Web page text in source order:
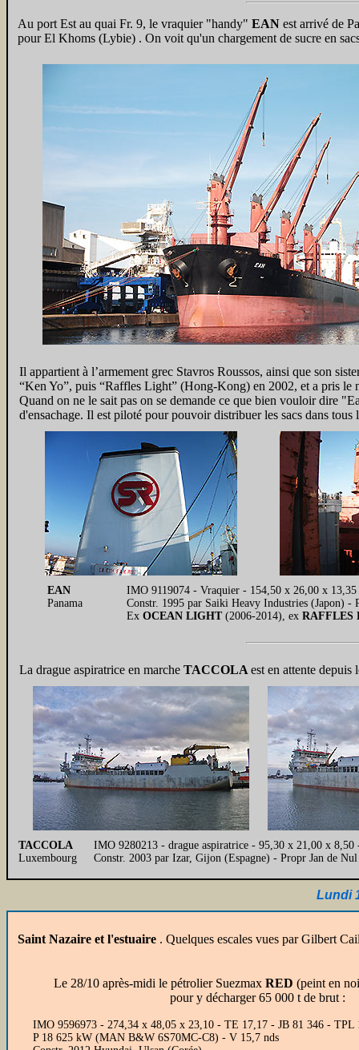
Au port Est au quai Fr. 9, le vraquier "handy" EAN est arrivé de
pour El Khoms (Lybie) . On voit qu'un chargement de sucre en
Il appartient à l’armement grec Stavros Roussos, ainsi que son
“Ken Yo”, puis “Raffles Light” (Hong-Kong) en 2002, et a pris le
Quand on ne le sait pas on se demande ce que bien vouloir dire
d'ensachage. Il est piloté pour pouvoir distribuer les sacs dans
EAN
Panama
IMO 9119074 - Vraquier - 154,50 x 26,00 x
Constr. 1995 par Saiki Heavy Industries (Japon) -
Ex OCEAN LIGHT(2006-2014), ex
La drague aspiratrice en marche TACCOLA est en attente
TACCOLA
Luxembourg
IMO 9280213 - drague aspiratrice - 95,30 x 21,00 x
Constr. 2003 par Izar, Gijon (Espagne) - Propr Jan de
Lundi
Saint Nazaire et l'estuaire . Quelques escales vues par Gilbert
Le 28/10 après-midi le pétrolier Suezmax RED (peint en
pour y décharger 65 000 t de brut :
IMO 9596973 - 274,34 x 48,05 x 23,10 - TE 17,17 - JB 81 346 - TPL
P 18 625 kW (MAN B&W 6S70MC-C8) - V 15,7 nds